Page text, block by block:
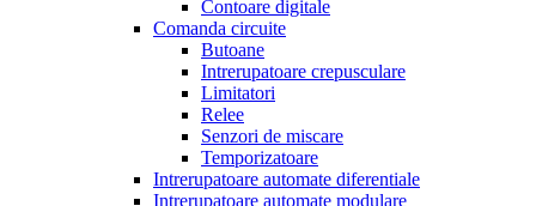
Contoare digitale
Comanda circuite
Butoane
Intrerupatoare crepusculare
Limitatori
Relee
Senzori de miscare
Temporizatoare
Intrerupatoare automate diferentiale
Intrerupatoare automate modulare